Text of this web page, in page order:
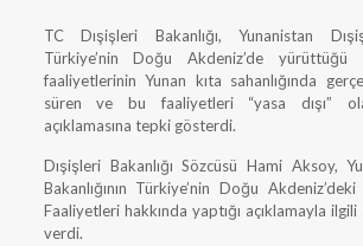
TC Dışişleri Bakanlığı, Yunanistan
Türkiye’nin Doğu Akdeniz’de yürüttüğü
faaliyetlerinin Yunan kıta sahanlığında
süren ve bu faaliyetleri “yasa dışı”
açıklamasına tepki gösterdi.
Dışişleri Bakanlığı Sözcüsü Hami Aksoy,
Bakanlığının Türkiye’nin Doğu
Faaliyetleri hakkında yaptığı açıklamayla ilgili
verdi.